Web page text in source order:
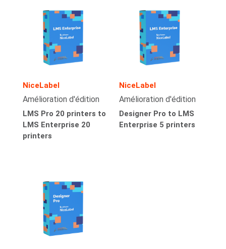
NiceLabel
Amélioration d'édition
LMS Pro 20 printers to
LMS Enterprise 20
printers
NiceLabel
Amélioration d'édition
Designer Pro to LMS
Enterprise 5 printers